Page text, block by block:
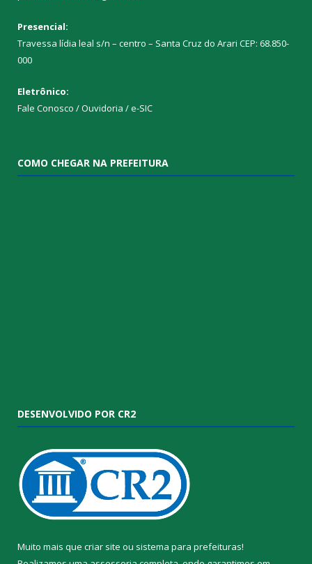
Presencial:
Travessa lídia leal s/n – centro – Santa Cruz do Arari CEP: 68.850-
000
Eletrônico:
Fale Conosco / Ouvidoria / e-SIC
COMO CHEGAR NA PREFEITURA
DESENVOLVIDO POR CR2
Muito mais que criar site ou sistema para prefeituras!